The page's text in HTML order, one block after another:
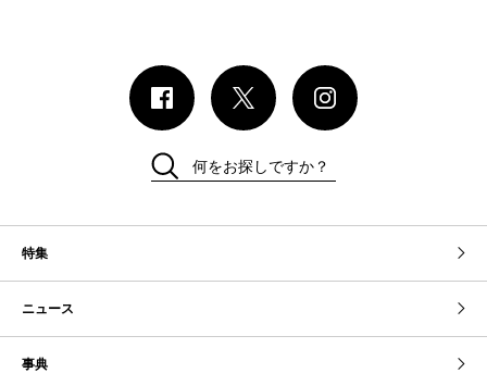
特集
ニュース
事典
何をお探しですか？